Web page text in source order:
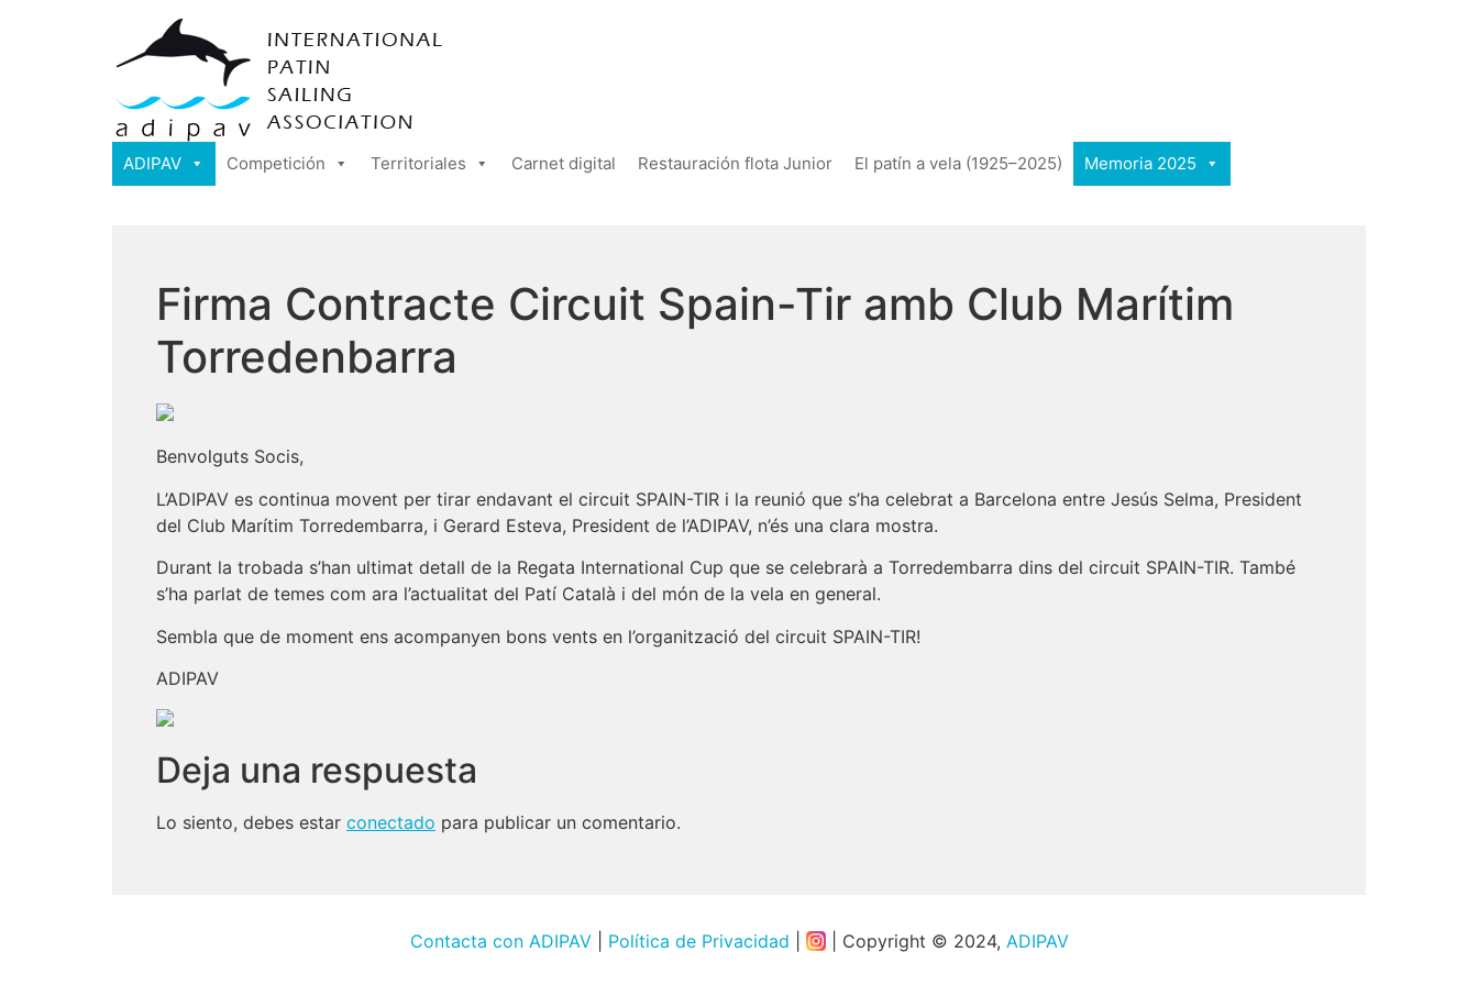
ADIPAV Competición Territoriales Carnet digital Restauración flota Junior El patín a vela (1925–2025) Memoria 2025
Firma Contracte Circuit Spain-Tir amb Club Marítim
Torredenbarra
Benvolguts Socis,
L’ADIPAV es continua movent per tirar endavant el circuit SPAIN-TIR i la reunió que s’ha celebrat a Barcelona entre Jesús Selma, President
del Club Marítim Torredembarra, i Gerard Esteva, President de l’ADIPAV, n’és una clara mostra.
Durant la trobada s’han ultimat detall de la Regata International Cup que se celebrarà a Torredembarra dins del circuit SPAIN-TIR. També
s’ha parlat de temes com ara l’actualitat del Patí Català i del món de la vela en general.
Sembla que de moment ens acompanyen bons vents en l’organització del circuit SPAIN-TIR!
ADIPAV
Deja una respuesta
Lo siento, debes estar conectado para publicar un comentario.
Contacta con ADIPAV| Política de Privacidad | Copyright © 2024, ADIPAV